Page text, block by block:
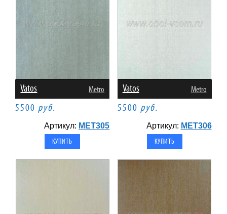
Vatos Metro
5500 руб.
Артикул: MET305
Vatos Metro
5500 руб.
Артикул: MET306